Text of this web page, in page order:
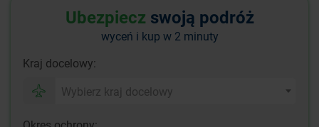
Ubezpiecz swoją podróż
wyceń i kup w 2 minuty
Kraj docelowy:
Wybierz kraj docelowy